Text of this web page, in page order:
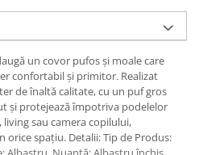
un covor pufos și moale care
confortabil și primitor. Realizat
de înaltă calitate, cu un puf gros
și protejează împotriva podelelor
sau camera copilului,
spațiu. Detalii: Tip de Produs: